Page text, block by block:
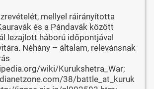
mellyel ráirányította
és a Pándavák között
lezajlott háború időpontjával
Néhány – általam, relevánsnak
wiki/Kurukshetra_War;
38/battle_at_kuruk